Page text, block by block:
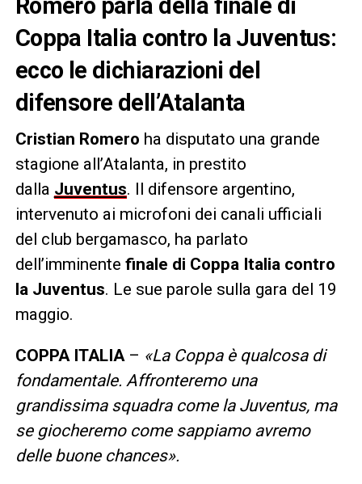
Coppa Italia contro la Juventus:
ecco le dichiarazioni del
difensore dell’Atalanta
Cristian Romero ha disputato una grande
stagione all’Atalanta, in prestito
dalla Juventus. Il difensore argentino,
intervenuto ai microfoni dei canali ufficiali
del club bergamasco, ha parlato
dell’imminente finale di Coppa Italia contro
la Juventus. Le sue parole sulla gara del 19
maggio.
COPPA ITALIA– «La Coppa è qualcosa di
fondamentale. Affronteremo una
grandissima squadra come la Juventus, ma
se giocheremo come sappiamo avremo
delle buone chances».